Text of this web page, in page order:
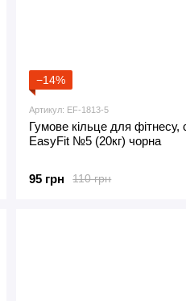
−14%
Артикул: EF-1813-5
Гумове кільце для фітнесу,
EasyFit №5 (20кг) чорна
110 грн
95 грн